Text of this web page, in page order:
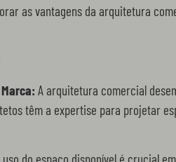
as vantagens da arquitetura
A arquitetura comercial
têm a expertise para projetar